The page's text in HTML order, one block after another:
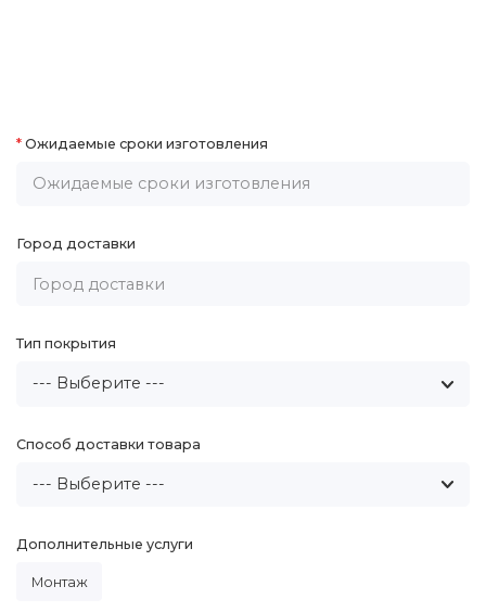
Ожидаемые сроки изготовления
Город доставки
Тип покрытия
Способ доставки товара
Дополнительные услуги
Монтаж